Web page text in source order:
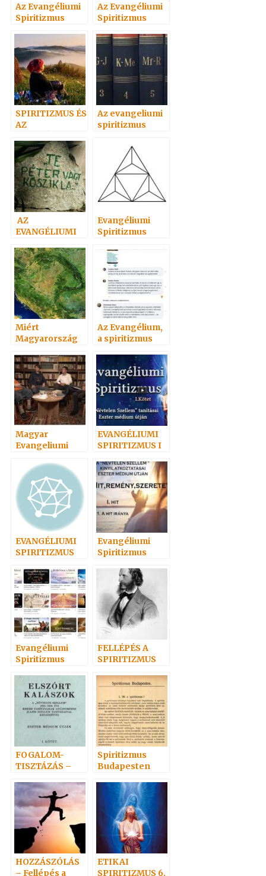
Az Evangéliumi
Spiritizmus
Az Evangéliumi
Spiritizmus
SPIRITIZMUS ÉS
AZ
SPIRITIZMUS
Az evangeliumi
spiritizmus
szótára
AZ
EVANGÉLIUMI
ÉRTÉKE
Evangéliumi
Spiritizmus
Miért
Magyarország
Spiritizmus
Hazája?
Az Evangélium,
a spiritizmus
Magyar
Evangeliumi
EVANGÉLIUMI
SPIRITIZMUS I
EVANGÉLIUMI
SPIRITIZMUS
Evangéliumi
Spiritizmus
népszerűségi
sorrendben 2
Evangéliumi
Spiritizmus
népszerűségi
sorrendben 1
FELLÉPÉS A
SPIRITIZMUS
FOGALOM-
TISZTÁZÁS –
Spiritizmus
Budapesten
HOZZÁSZÓLÁS
– Fellépés a
ETIKAI
SPIRITIZMUS 6.